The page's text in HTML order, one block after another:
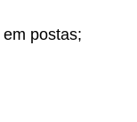
postas;